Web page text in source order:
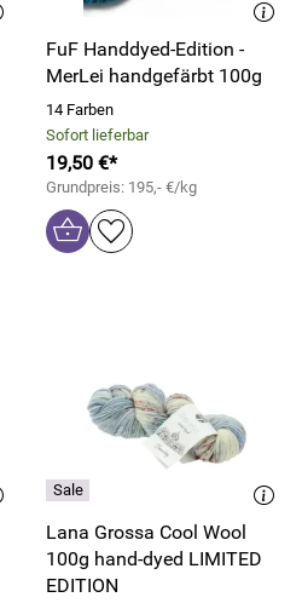
FuF Handdyed-Edition -
MerLei handgefärbt 100g
14 Farben
Sofort lieferbar
19,50 €*
Grundpreis: 195,- €/kg
Lana Grossa Cool Wool
100g hand-dyed LIMITED
EDITION